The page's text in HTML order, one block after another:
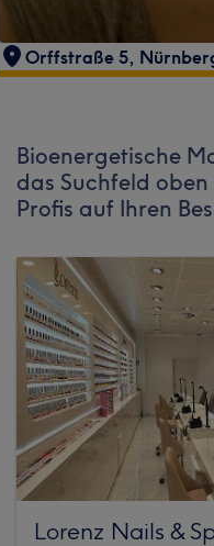
Orffstraße 5,
Bioenergetische
das Suchfeld oben
Profis auf Ihren
Lorenz Nails &